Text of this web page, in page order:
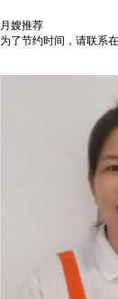
月嫂推荐
为了节约时间，请联系